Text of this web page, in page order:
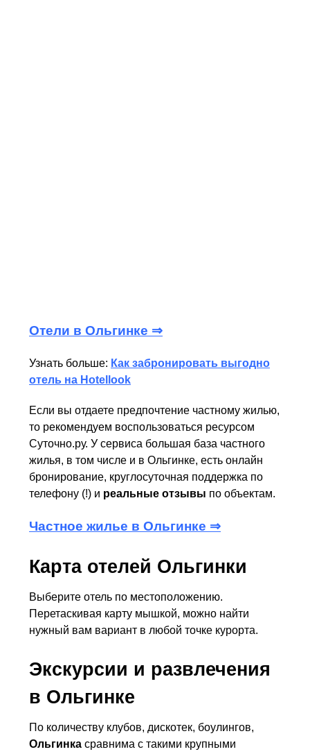
Отели в Ольгинке ⇒
Узнать больше: Как забронировать выгодно
отель на Hotellook
Если вы отдаете предпочтение частному жилью,
то рекомендуем воспользоваться ресурсом
Суточно.ру. У сервиса большая база частного
жилья, в том числе и в Ольгинке, есть онлайн
бронирование, круглосуточная поддержка по
телефону (!) и реальные отзывы по объектам.
Частное жилье в Ольгинке ⇒
Карта отелей Ольгинки
Выберите отель по местоположению.
Перетаскивая карту мышкой, можно найти
нужный вам вариант в любой точке курорта.
Экскурсии и развлечения
в Ольгинке
По количеству клубов, дискотек, боулингов,
Ольгинка сравнима с такими крупными